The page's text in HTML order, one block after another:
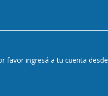
favor ingresá a tu cuenta desde